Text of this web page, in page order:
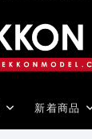
新着商品